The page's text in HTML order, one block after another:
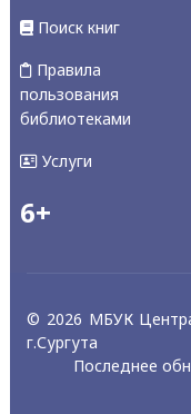
Поиск книг
Правила
пользования
библиотеками
Услуги
6+
© 2026 МБУК
г.Сургута
Последнее